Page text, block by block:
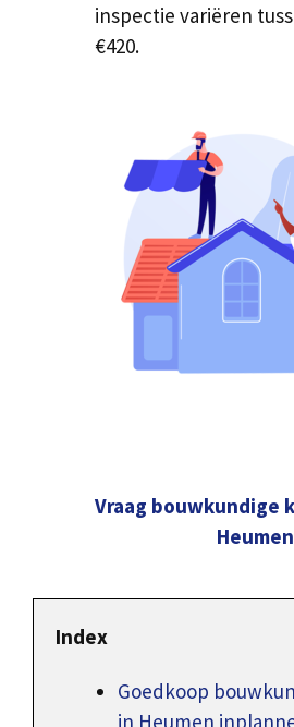
inspectie variëren
€420.
Vraag bouwkundige
Heumen
Index
Goedkoop